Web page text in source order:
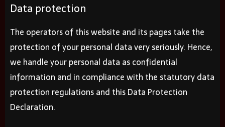
Data protection
The operators of this website and its pages take the
protection of your personal data very seriously. Hence,
we handle your personal data as confidential
information and in compliance with the statutory data
protection regulations and this Data Protection
Declaration.